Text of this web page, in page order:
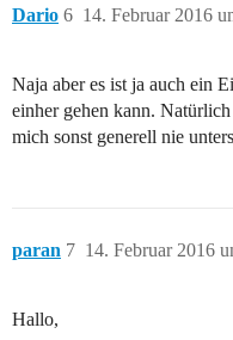
Dario 14. Februar 2016
6
Naja aber es ist ja auch ein
einher gehen kann.
mich sonst generell nie
paran 14. Februar 2016
7
Hallo,